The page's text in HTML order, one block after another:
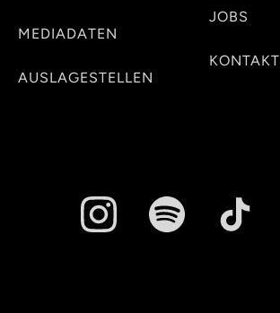
MEDIADATEN
AUSLAGESTELLEN
JOBS
KONTAKT